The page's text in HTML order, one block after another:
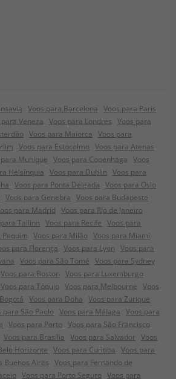
Voos para Barcelona Voos para Paris
Veneza Voos para Londres Voos para
Voos para Maiorca Voos para
Voos para Estocolmo Voos para Atenas
Munique Voos para Copenhaga Voos
Helsínquia Voos para Dublin Voos para
Voos para Ponta Delgada Voos para Oslo
Voos para Genebra Voos para Budapeste
para Madrid Voos para Rio de Janeiro
Tallinn Voos para Recife Voos para
Pequim Voos para Milão Voos para Miami
para Florença Voos para Lyon Voos para
Voos para São Tomé Voos para Sydney
Voos para Boston Voos para Luxemburgo
Voos para Tóquio Voos para Melbourne Voos
Voos para Doha Voos para Zurique
para São Paulo Voos para Málaga Voos para
Voos para Porto Voos para São Francisco
Voos para Brasília Voos para Salvador Voos
Horizonte Voos para Curitiba Voos para
Buenos Aires Voos para Fernando de
Voos para Porto Seguro Voos para